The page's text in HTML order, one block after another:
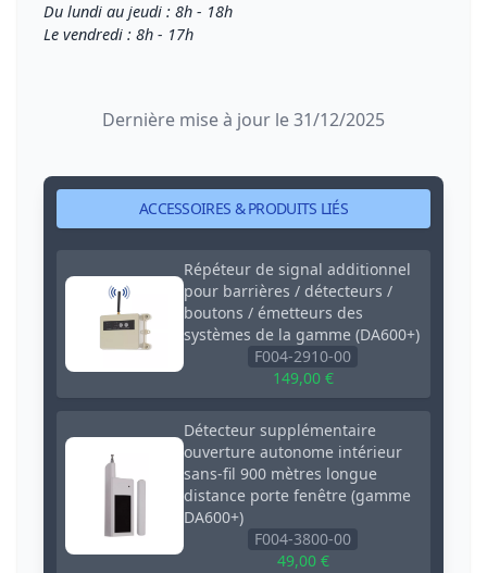
ACCESSOIRES & PRODUITS LIÉS
Répéteur de signal additionnel
pour barrières / détecteurs /
boutons / émetteurs des
systèmes de la gamme (DA600+)
F004-2910-00
149,00 €
Détecteur supplémentaire
ouverture autonome intérieur
sans-fil 900 mètres longue
distance porte fenêtre (gamme
DA600+)
F004-3800-00
49,00 €
Du lundi au jeudi : 8h - 18h
Le vendredi : 8h - 17h
Dernière mise à jour le 31/12/2025